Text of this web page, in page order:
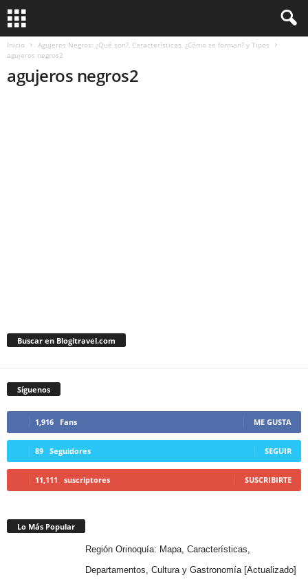
Inicio
Agujeros Negros: ¿Qué son?, Características, ¿Cómo se forman? y Tipos
agujeros negros2
agujeros negros2
Buscar en Blogitravel.com
Síguenos
1,916 Fans ME GUSTA
89 Seguidores SEGUIR
11,111 suscriptores SUSCRIBIRTE
Lo Más Popular
Región Orinoquía: Mapa, Características,
Departamentos, Cultura y Gastronomía [Actualizado]